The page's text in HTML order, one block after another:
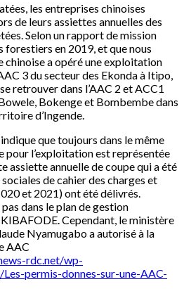
les entreprises chinoises
de leurs assiettes annuelles des
Selon un rapport de mission
forestiers en 2019, et que nous
chinoise a opéré une exploitation
3 du secteur des Ekonda à Itipo,
retrouver dans l’AAC 2 et ACC1
Bokenge et Bombembe dans
d’Ingende.
que toujours dans le même
l’exploitation est représentée
assiette annuelle de coupe qui a été
de cahier des charges et
et 2021) ont été délivrés.
dans le plan de gestion
Cependant, le ministère
Nyamugabo a autorisé à la
AAC
rdc.net/wp-
permis-donnes-sur-une-AAC-